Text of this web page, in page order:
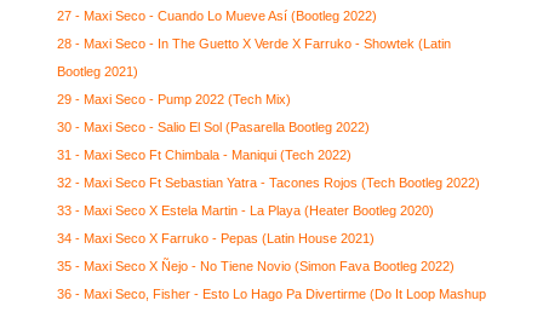
27 - Maxi Seco - Cuando Lo Mueve Así (Bootleg 2022)
28 - Maxi Seco - In The Guetto X Verde X Farruko - Showtek (Latin
Bootleg 2021)
29 - Maxi Seco - Pump 2022 (Tech Mix)
30 - Maxi Seco - Salio El Sol (Pasarella Bootleg 2022)
31 - Maxi Seco Ft Chimbala - Maniqui (Tech 2022)
32 - Maxi Seco Ft Sebastian Yatra - Tacones Rojos (Tech Bootleg 2022)
33 - Maxi Seco X Estela Martin - La Playa (Heater Bootleg 2020)
34 - Maxi Seco X Farruko - Pepas (Latin House 2021)
35 - Maxi Seco X Ñejo - No Tiene Novio (Simon Fava Bootleg 2022)
36 - Maxi Seco, Fisher - Esto Lo Hago Pa Divertirme (Do It Loop Mashup